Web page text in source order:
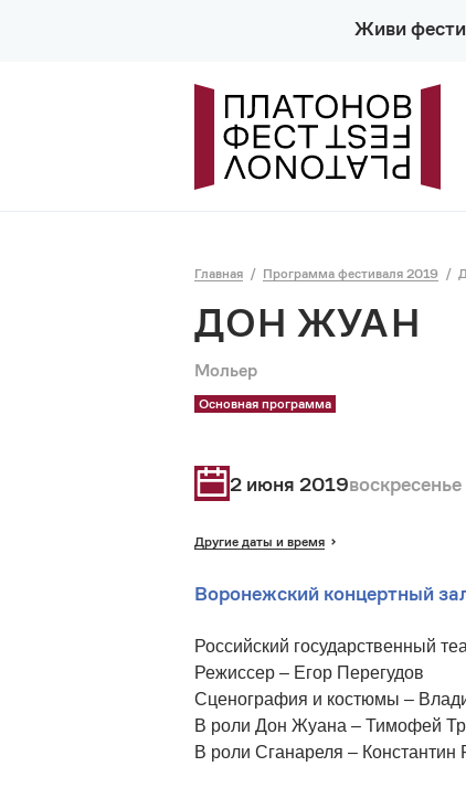
Живи
Главная Программа фестиваля 2019
ДОН ЖУАН
Мольер
Основная программа
2 июня 2019воскресенье
Другие даты и время
Воронежский концертный
Российский государственный
Режиссер – Егор Перегудов
Сценография и костюмы –
В роли Дон Жуана – Тимофей
В роли Сганареля – Константин